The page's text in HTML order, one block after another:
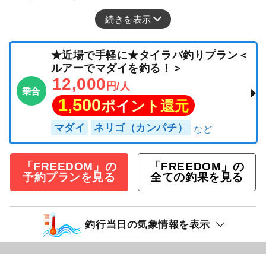
続きを表示
乗合
★近場で手軽に★タイラバ釣りプラン＜
ルアーでマダイを釣る！＞
12,000 円/人
1,500ポイント還元
マダイ ネリゴ（カンパチ）
「FREEDOM」の
予約プランを見る
「FREEDOM」の
全ての釣果を見る
釣行当日の気象情報を表示